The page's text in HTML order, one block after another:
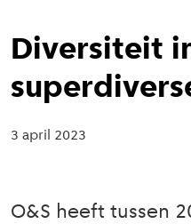
Diversiteit
3 april 2023
O&S heeft tussen